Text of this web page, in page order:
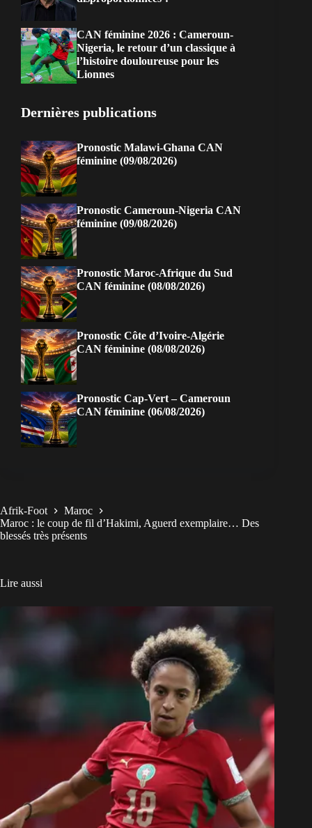
CAN féminine 2026 : Cameroun-
Nigeria, le retour d’un classique à
l’histoire douloureuse pour les
Lionnes
Dernières publications
Pronostic Malawi-Ghana CAN
féminine (09/08/2026)
Pronostic Cameroun-Nigeria CAN
féminine (09/08/2026)
Pronostic Maroc-Afrique du Sud
CAN féminine (08/08/2026)
Pronostic Côte d’Ivoire-Algérie
CAN féminine (08/08/2026)
Pronostic Cap-Vert – Cameroun
CAN féminine (06/08/2026)
Afrik-Foot
Maroc
Maroc : le coup de fil d’Hakimi, Aguerd exemplaire… Des
blessés très présents
Lire aussi